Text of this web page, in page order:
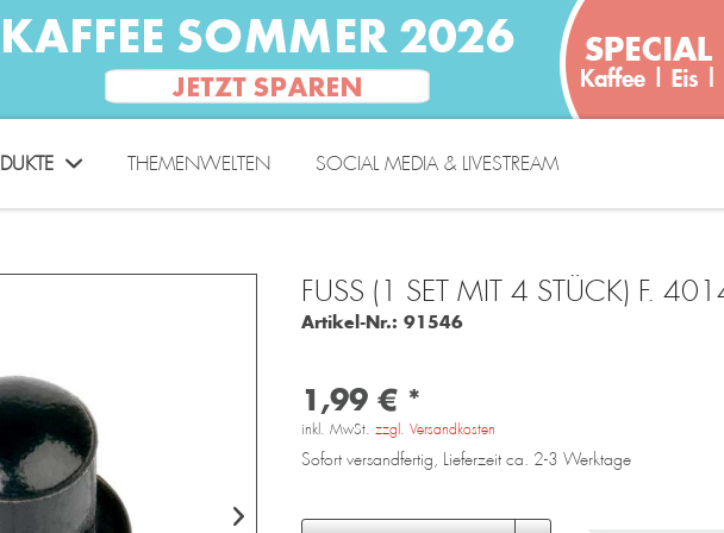
THEMENWELTEN SOCIAL MEDIA & LIVESTREAM
FUSS (1 SET MIT 4 STÜCK) F.
Artikel-Nr.: 91546
1,99 € *
inkl. MwSt. zzgl. Versandkosten
Sofort versandfertig, Lieferzeit ca. 2-3 Werktage